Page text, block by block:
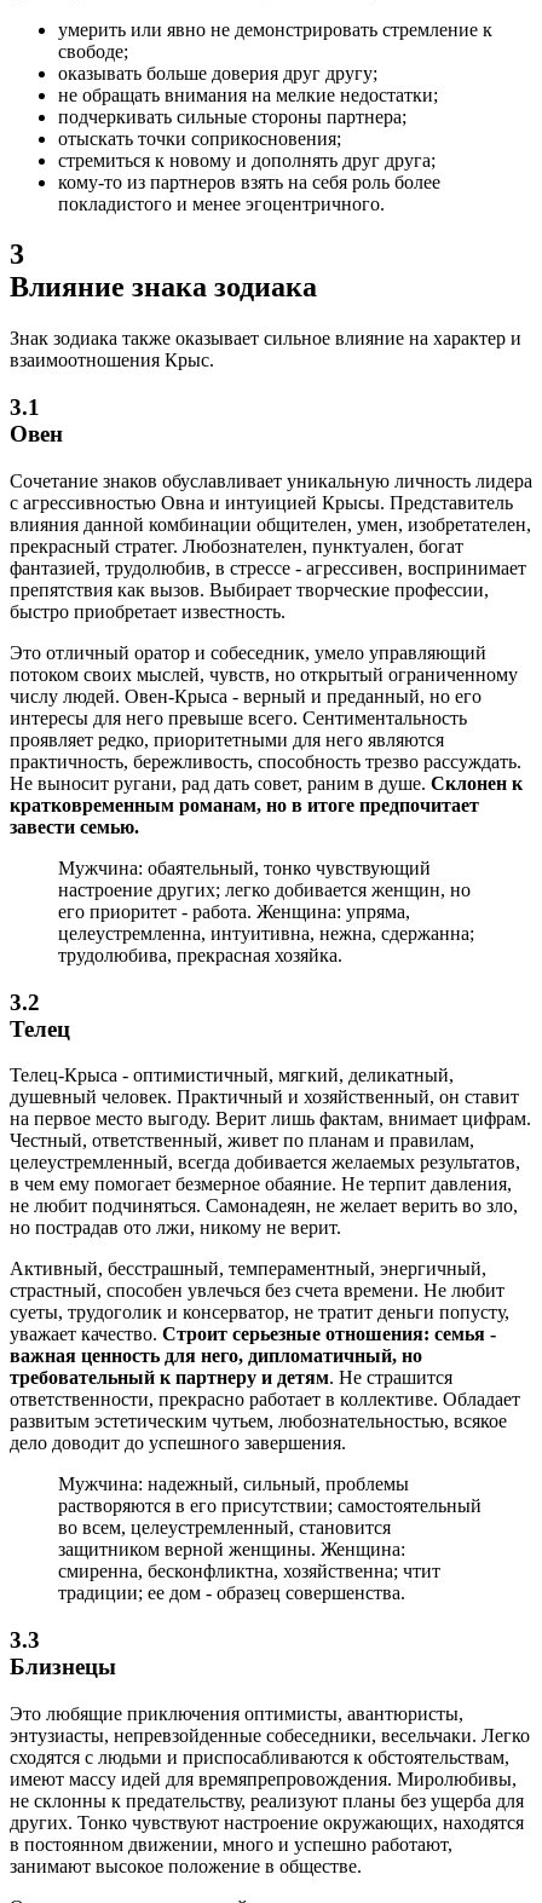
умерить или явно не демонстрировать стремление к
свободе;
оказывать больше доверия друг другу;
не обращать внимания на мелкие недостатки;
подчеркивать сильные стороны партнера;
отыскать точки соприкосновения;
стремиться к новому и дополнять друг друга;
кому-то из партнеров взять на себя роль более
покладистого и менее эгоцентричного.
3
Влияние знака зодиака
Знак зодиака также оказывает сильное влияние на характер и
взаимоотношения Крыс.
3.1
Овен
Сочетание знаков обуславливает уникальную личность лидера
с агрессивностью Овна и интуицией Крысы. Представитель
влияния данной комбинации общителен, умен, изобретателен,
прекрасный стратег. Любознателен, пунктуален, богат
фантазией, трудолюбив, в стрессе - агрессивен, воспринимает
препятствия как вызов. Выбирает творческие профессии,
быстро приобретает известность.
Это отличный оратор и собеседник, умело управляющий
потоком своих мыслей, чувств, но открытый ограниченному
числу людей. Овен-Крыса - верный и преданный, но его
интересы для него превыше всего. Сентиментальность
проявляет редко, приоритетными для него являются
практичность, бережливость, способность трезво рассуждать.
Не выносит ругани, рад дать совет, раним в душе. Склонен к
кратковременным романам, но в итоге предпочитает
завести семью.
Мужчина: обаятельный, тонко чувствующий
настроение других; легко добивается женщин, но
его приоритет - работа. Женщина: упряма,
целеустремленна, интуитивна, нежна, сдержанна;
трудолюбива, прекрасная хозяйка.
3.2
Телец
Телец-Крыса - оптимистичный, мягкий, деликатный,
душевный человек. Практичный и хозяйственный, он ставит
на первое место выгоду. Верит лишь фактам, внимает цифрам.
Честный, ответственный, живет по планам и правилам,
целеустремленный, всегда добивается желаемых результатов,
в чем ему помогает безмерное обаяние. Не терпит давления,
не любит подчиняться. Самонадеян, не желает верить во зло,
но пострадав ото лжи, никому не верит.
Активный, бесстрашный, темпераментный, энергичный,
страстный, способен увлечься без счета времени. Не любит
суеты, трудоголик и консерватор, не тратит деньги попусту,
уважает качество. Строит серьезные отношения: семья -
важная ценность для него, дипломатичный, но
требовательный к партнеру и детям. Не страшится
ответственности, прекрасно работает в коллективе. Обладает
развитым эстетическим чутьем, любознательностью, всякое
дело доводит до успешного завершения.
Мужчина: надежный, сильный, проблемы
растворяются в его присутствии; самостоятельный
во всем, целеустремленный, становится
защитником верной женщины. Женщина:
смиренна, бесконфликтна, хозяйственна; чтит
традиции; ее дом - образец совершенства.
3.3
Близнецы
Это любящие приключения оптимисты, авантюристы,
энтузиасты, непревзойденные собеседники, весельчаки. Легко
сходятся с людьми и приспосабливаются к обстоятельствам,
имеют массу идей для времяпрепровождения. Миролюбивы,
не склонны к предательству, реализуют планы без ущерба для
других. Тонко чувствуют настроение окружающих, находятся
в постоянном движении, много и успешно работают,
занимают высокое положение в обществе.